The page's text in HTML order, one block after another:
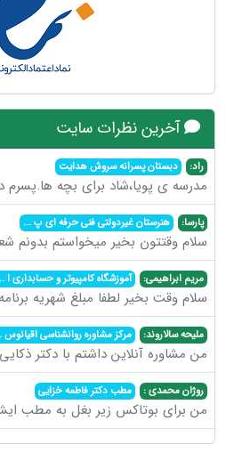
آخرین نظرات سایت
راد: دبستان پسرانه سروش هدایت
مدرسه ی پویا،شاد برای بچه ها.پسرم
پارسا: هنرستان غیردولتی فنی حرفه ای پ...
سلام وقتتون بخیر میخواستم بدونم
مریم ابراهیمی: آموزشگاه کامپیوتر و حسابداری ا
سلام وقت بخیر لطفا مبلغ شهریه
ملیحه سالاروند: مرکز مشاوره روانشناسی اقیانوس
من مشاوره آنلاین داشتم با دکتر
روژان محمدی : مطب دکتر فاطمه خزایی
من برای بوتاکس زیر بغل به مطب